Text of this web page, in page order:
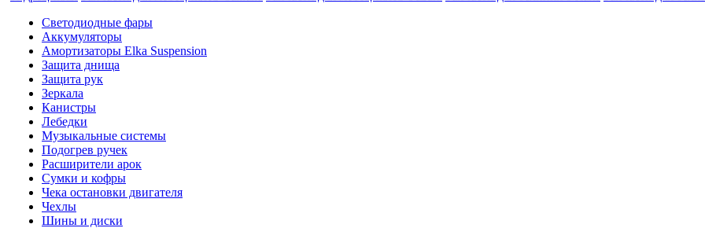
Cветодиодные фары
Аккумуляторы
Амортизаторы Elka Suspension
Защита днища
Защита рук
Зеркала
Канистры
Лебедки
Музыкальные системы
Подогрев ручек
Расширители арок
Сумки и кофры
Чека остановки двигателя
Чехлы
Шины и диски